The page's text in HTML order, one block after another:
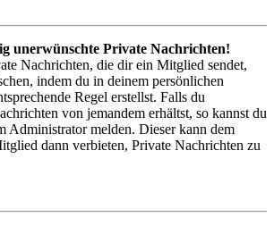
unerwünschte Private Nachrichten!
Nachrichten, die dir ein Mitglied sendet,
indem du in deinem persönlichen
Regel erstellst. Falls du
von jemandem erhältst, so kannst du
Administrator melden. Dieser kann dem
dann verbieten, Private Nachrichten zu